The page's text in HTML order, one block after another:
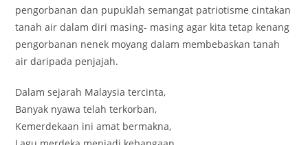
pengorbanan dan pupuklah semangat patriotisme cintakan
tanah air dalam diri masing- masing agar kita tetap kenang
pengorbanan nenek moyang dalam membebaskan tanah
air daripada penjajah.
Dalam sejarah Malaysia tercinta,
Banyak nyawa telah terkorban,
Kemerdekaan ini amat bermakna,